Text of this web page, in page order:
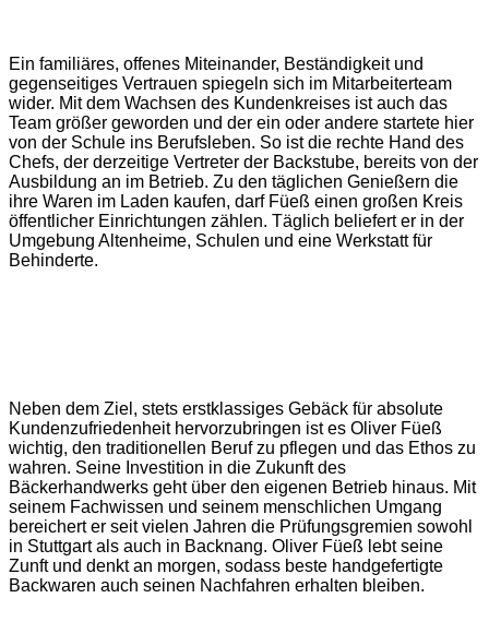
Ein familiäres, offenes Miteinander, Beständigkeit und
gegenseitiges Vertrauen spiegeln sich im Mitarbeiterteam
wider. Mit dem Wachsen des Kundenkreises ist auch das
Team größer geworden und der ein oder andere startete hier
von der Schule ins Berufsleben. So ist die rechte Hand des
Chefs, der derzeitige Vertreter der Backstube, bereits von der
Ausbildung an im Betrieb. Zu den täglichen Genießern die
ihre Waren im Laden kaufen, darf Füeß einen großen Kreis
öffentlicher Einrichtungen zählen. Täglich beliefert er in der
Umgebung Altenheime, Schulen und eine Werkstatt für
Behinderte.
Neben dem Ziel, stets erstklassiges Gebäck für absolute
Kundenzufriedenheit hervorzubringen ist es Oliver Füeß
wichtig, den traditionellen Beruf zu pflegen und das Ethos zu
wahren. Seine Investition in die Zukunft des
Bäckerhandwerks geht über den eigenen Betrieb hinaus. Mit
seinem Fachwissen und seinem menschlichen Umgang
bereichert er seit vielen Jahren die Prüfungsgremien sowohl
in Stuttgart als auch in Backnang. Oliver Füeß lebt seine
Zunft und denkt an morgen, sodass beste handgefertigte
Backwaren auch seinen Nachfahren erhalten bleiben.